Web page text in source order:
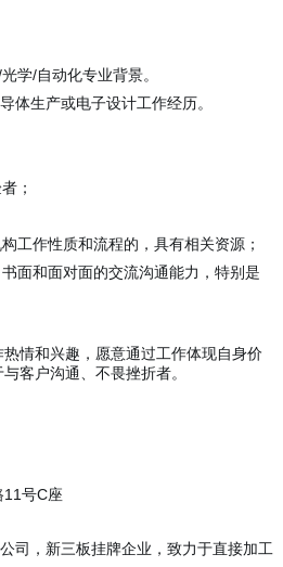
学/自动化专业背景。
体生产或电子设计工作经历。
；
工作性质和流程的，具有相关资源；
面和面对面的交流沟通能力，特别是
情和兴趣，愿意通过工作体现自身价
客户沟通、不畏挫折者。
11号C座
司，新三板挂牌企业，致力于直接加工